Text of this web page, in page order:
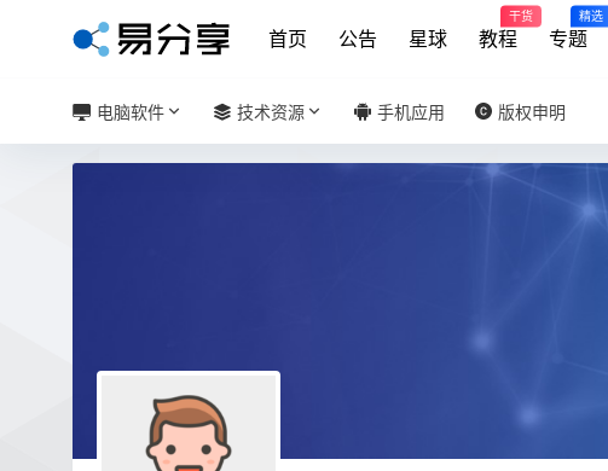
首页 公告 星球 教程
干货
专题
精选
电脑软件 技术资源 手机应用 版权申明